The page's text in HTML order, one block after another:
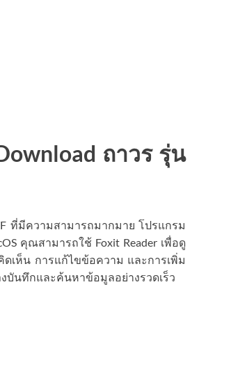
ถาวร รุ่น
ที่มีความสามารถมากมาย โปรแกรม
คุณสามารถใช้ Foxit Reader เพื่อดู
เห็น การแก้ไขข้อความ และการเพิ่ม
บันทึกและค้นหาข้อมูลอย่างรวดเร็ว